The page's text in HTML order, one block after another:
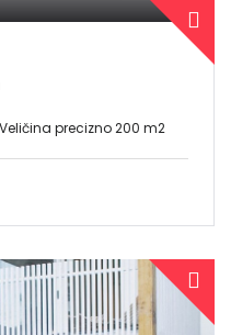
Veličina precizno 200 m2